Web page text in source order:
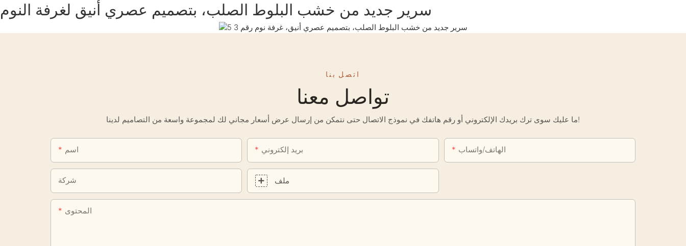
سرير جديد من خشب البلوط الصلب، بتصميم عصري أنيق لغرفة النوم
اتصل بنا
تواصل معنا
ما عليك سوى ترك بريدك الإلكتروني أو رقم هاتفك في نموذج الاتصال حتى نتمكن من إرسال عرض أسعار مجاني لك لمجموعة واسعة من التصاميم لدينا!
اسم بريد إلكتروني الهاتف/واتساب
شركة ملف
المحتوى